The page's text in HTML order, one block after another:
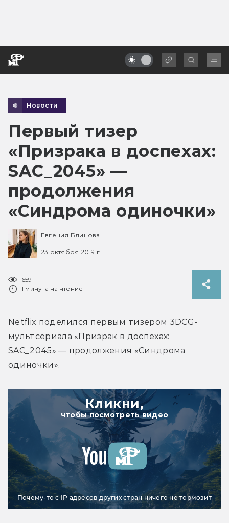
Новости
Первый тизер
«Призрака в доспехах:
SAC_2045» —
продолжения
«Синдрома одиночки»
Евгения Блинова
23 октября 2019 г.
659
1 минута на чтение
Netflix поделился первым тизером 3DCG-
мультсериала «Призрак в доспехах:
SAC_2045» — продолжения «Синдрома
одиночки».
Кликни,
чтобы посмотреть видео
Почему-то с IP адресов других стран ничего не тормозит